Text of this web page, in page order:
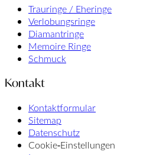
Trauringe / Eheringe
Verlobungsringe
Diamantringe
Memoire Ringe
Schmuck
Kontakt
Kontaktformular
Sitemap
Datenschutz
Cookie‑Einstellungen